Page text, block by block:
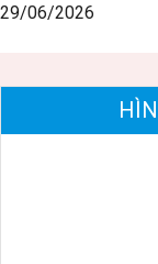
29/06/2026